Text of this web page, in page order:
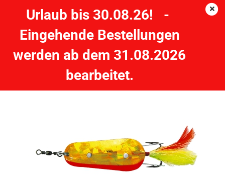
Urlaub bis 30.08.26! -
Eingehende Bestellungen
werden ab dem 31.08.2026
bearbeitet.
Weedy Krautblinker 16g - 7cm rot/chartreuse